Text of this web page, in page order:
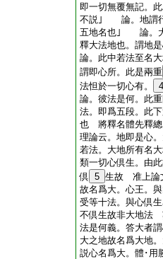
即一切無覆無記。
不説｣ 論。地謂行
五地名也｣ 論。大
釋大法地也。謂地
論。此中若法至名
謂即心所。此是兩重
法怛於一切心有。
4
論。彼法是何。此
法。即爲五段。此
也 將釋名體先釋
理論云。地即是心
若法。大地所有名
類一切心倶生。由
倶 5 生故 准上論
故名爲大。心王。
受等十法。與心倶
不倶生故非大地法
法是何義。答大者
大之地故名爲大地
説心名爲大。體･用